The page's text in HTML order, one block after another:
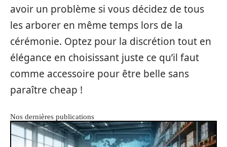
avoir un problème si vous décidez de tous
les arborer en même temps lors de la
cérémonie. Optez pour la discrétion tout en
élégance en choisissant juste ce qu’il faut
comme accessoire pour être belle sans
paraître cheap !
Nos dernières publications